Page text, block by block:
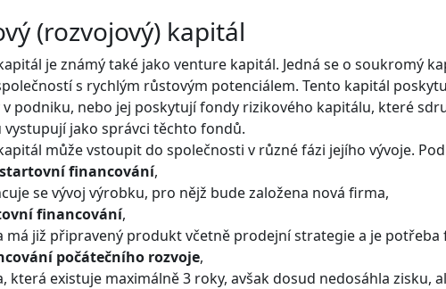
(rozvojový) kapitál
je známý také jako venture kapitál. Jedná se o soukromý
s rychlým růstovým potenciálem. Tento kapitál
podniku, nebo jej poskytují fondy rizikového kapitálu, které
jako správci těchto fondů.
může vstoupit do společnosti v různé fázi jejího vývoje.
financování,
se vývoj výrobku, pro nějž bude založena nová firma,
financování,
má již připravený produkt včetně prodejní strategie a je
počátečního rozvoje,
která existuje maximálně 3 roky, avšak dosud nedosáhla zisku,